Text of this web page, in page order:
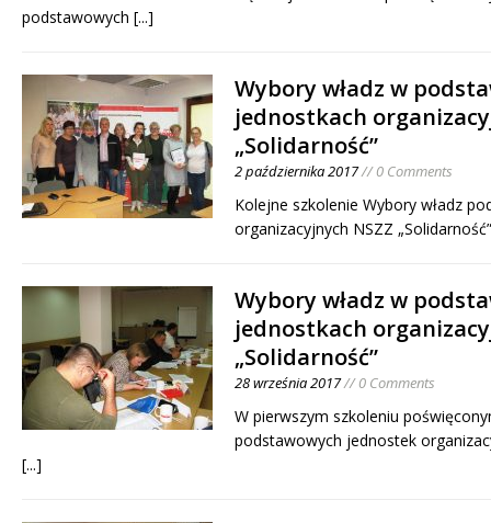
podstawowych [...]
Wybory władz w
jednostkach
„Solidarność”
2 października 2017// 0 Comments
Kolejne szkolenie Wybory władz
organizacyjnych NSZZ
Wybory władz w
jednostkach
„Solidarność”
28 września 2017// 0 Comments
W pierwszym szkoleniu
podstawowych jednostek
[...]